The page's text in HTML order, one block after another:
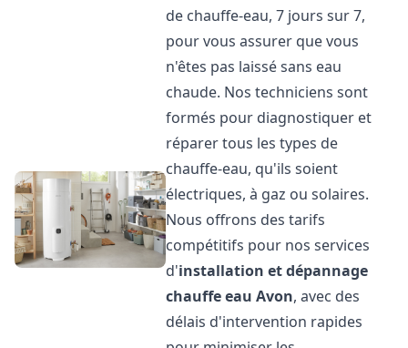
de chauffe-eau, 7 jours sur 7,
pour vous assurer que vous
n'êtes pas laissé sans eau
chaude. Nos techniciens sont
formés pour diagnostiquer et
réparer tous les types de
chauffe-eau, qu'ils soient
électriques, à gaz ou solaires.
Nous offrons des tarifs
compétitifs pour nos services
d'installation et dépannage
chauffe eau Avon, avec des
délais d'intervention rapides